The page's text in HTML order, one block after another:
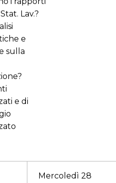
Lav.?
e
sulla
e di
Mercoledì 28